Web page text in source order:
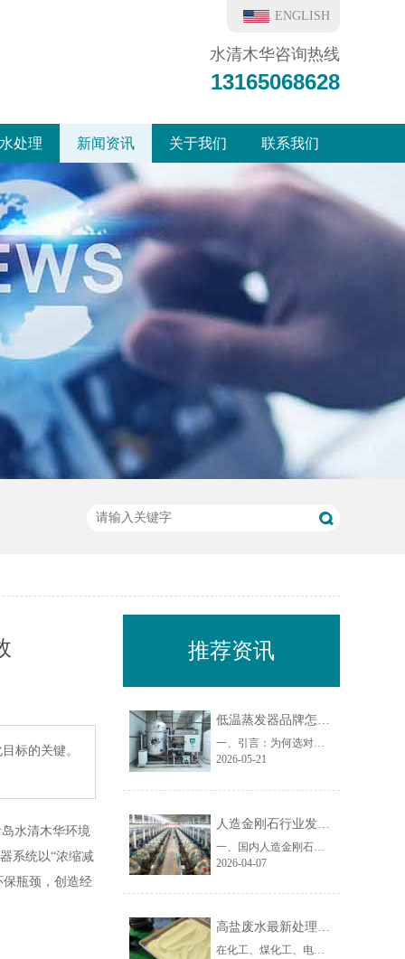
ENGLISH
水清木华咨询热线
13165068628
处理 新闻资讯 关于我们 联系我们
标的关键。
水清木华环境
系统以“浓缩减
保瓶颈，创造经
推荐资讯
低温蒸发器品牌怎么选？从材质、能耗、售后 3 个维度对比
一、引言：为何选对低温蒸发器品牌至关重要？在工业废水处理领域，低温蒸发器作为实现废水减量化、资源化的核心设备，其品牌选择直接影响项目投资回报率、运行稳定性及长期运维成本。尤其在处理化学镍废水、切削液废水、乳化液废水、荧光检测废水等复杂危废时，设备材质、能耗水平和售后服务能力成为决定项目成败的关......
2026-05-21
人造金刚石行业发展困局与趋势分析及废水处理难点解析
一、国内人造金刚石行业发展现状与核心发展困境我国是全球人造金刚石第一生产大国，高温高压法（HTHP）工业金刚石产能占全球95%以上，诞生了以润宝人造金刚石为代表的大批超硬材料企业，产品覆盖磨料磨具、石材加工、珠宝首饰等传统领域。但随着行业发展进入深水区，多数金刚石生产企业正面临多重发展困境，生存与转......
2026-04-07
在化工、煤化工、电镀、制药等工业领域，高盐废水因其含盐量高、成分复杂、处理难度大等特点，一直是环保治理的重点与难点。随着“双碳”战略推进及环保标准日趋严格，传统处理工艺已难以满足“零排放”与资源化利用的需求，高盐废水最新处理技术及配套高盐废水处理设备的创新升级成为行业破局关键。作为深耕工业废水......